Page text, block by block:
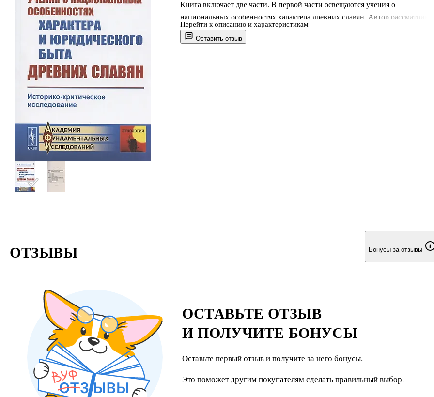
Оставить отзыв
Книга включает две части. В первой части освещаются учения о
национальных особенностях характера древних славян. Автор
старинные научные труды, в которых господствует объективное изучение
славянства, а также критически анализирует работы своих современников -
Перейти к описанию и характеристикам
ОТЗЫВЫ Бонусы за отзывы
ОСТАВЬТЕ ОТЗЫВ
И ПОЛУЧИТЕ БОНУСЫ
Оставьте первый отзыв и получите за него бонусы.
Это поможет другим покупателям сделать правильный выбор.